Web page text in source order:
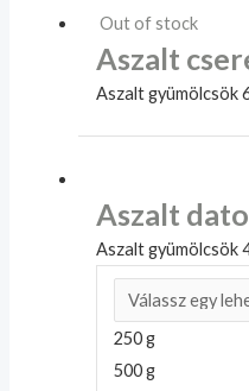
Out of stock
Aszalt
Aszalt gyümölcsök
Aszalt
Aszalt gyümölcsök
250 g
500 g